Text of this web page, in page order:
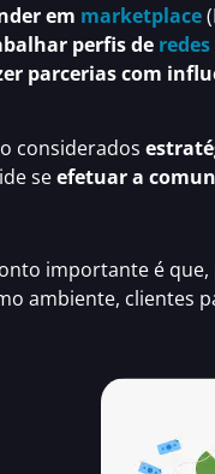
em marketplace
perfis de
parcerias com
considerados
seefetuar a
importante é que,
ambiente, clientes